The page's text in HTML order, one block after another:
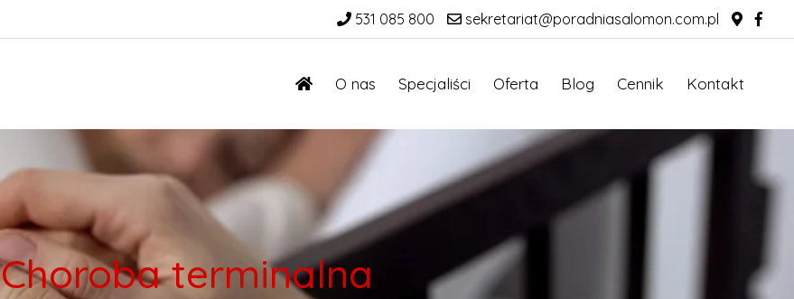
531 085 800 sekretariat@poradniasalomon.com.pl
O nas Specjaliści Oferta Blog Cennik Kontakt
Choroba terminalna